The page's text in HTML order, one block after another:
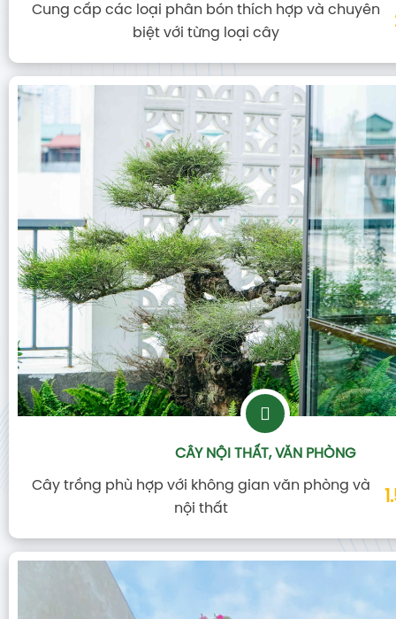
Cung cấp các loại phân bón thích hợp và chuyên
biệt với từng loại cây
CÂY NỘI THẤT, VĂN PHÒNG
Cây trồng phù hợp với không gian văn phòng và
nội thất